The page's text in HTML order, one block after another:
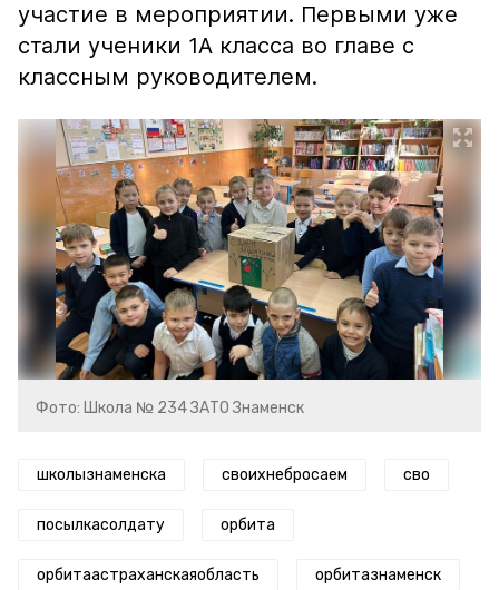
участие в мероприятии. Первыми уже
стали ученики 1А класса во главе с
классным руководителем.
Фото: Школа № 234 ЗАТО Знаменск
школызнаменска своихнебросаем сво
посылкасолдату орбита
орбитаастраханскаяобласть орбитазнаменск